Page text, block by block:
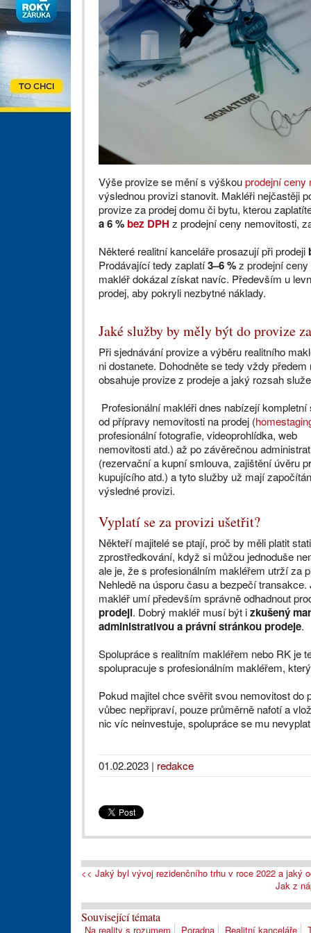
Výše provize se mění s výškouprodejní ceny
výslednou provizi stanovit. Makléři nejčastěji
provize za prodej domu či bytu, kterou
a 6 %bez DPH z prodejní ceny nemovitosti,
Některé realitní kanceláře prosazují při prodeji
Prodávající tedy zaplatí3–6 %z prodejní
makléř dokázal získat navíc. Především u
prodej, aby pokryli nezbytné náklady.
Jaké služby by měly být do provize
Při sjednávání provize a výběru realitního
ni dostanete. Dohodněte se tedy vždy
obsahuje provize z prodeje a jaký rozsah
Profesionální makléři dnes nabízejí kompletní
od přípravy nemovitosti na prodej (
profesionální fotografie, videoprohlídka, web
nemovitosti atd.) až po závěrečnou
(rezervační a kupní smlouva, zajištění úvěru
kupujícího atd.) a tyto služby už mají
výsledné provizi.
Vyplatí se za provizi ušetřit?
Někteří majitelé se ptají, proč by měli platit
zprostředkování, když si můžou jednoduše
ale je, že s profesionálním makléřem utrží za
Nehledě na úsporu času a bezpečí
makléř umí především správně odhadnout
prodeji. Dobrý makléř musí být izkušený
administrativou a právní stránkou prodeje.
Spolupráce s realitním makléřem nebo RK je
spolupracuje s profesionálním makléřem,
Pokud majitel chce svěřit svou nemovitost do
vůbec nepřipraví, pouze průměrně nafotí a
nic víc neinvestuje, spolupráce se mu
01.02.2023 | redakce
<< Jaký byl vývoj rezidenčního trhu v roce 2022 a jaký
Jak z
Související témata
Na reality s rozumem Poradna Realitní kanceláře